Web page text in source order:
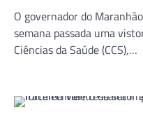
O governador do
semana passada uma
Ciências da Saúde (CCS),…